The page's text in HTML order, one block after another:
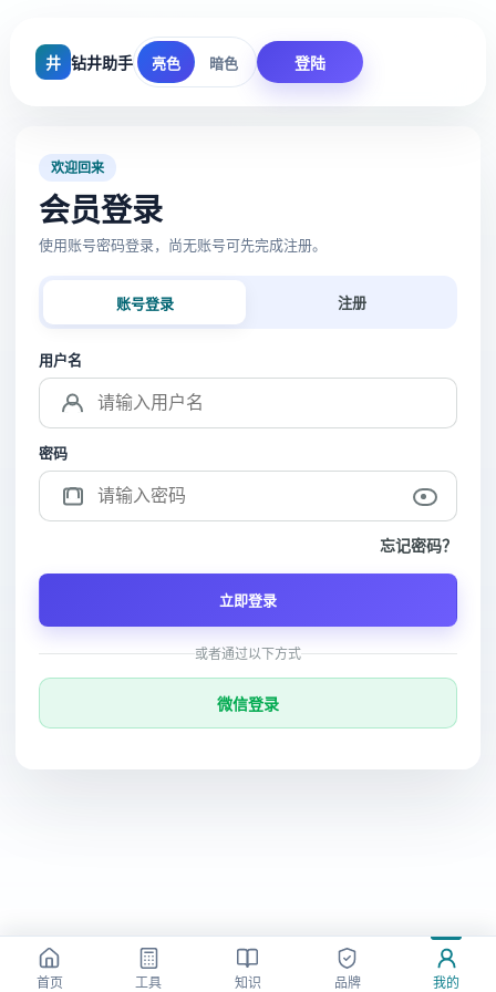
井 钻井助手 亮色 暗色 登陆
欢迎回来
会员登录
使用账号密码登录，尚无账号可先完成注册。
账号登录 注册
用户名
密码
忘记密码？
立即登录
或者通过以下方式
微信登录
首页 工具 知识 品牌 我的